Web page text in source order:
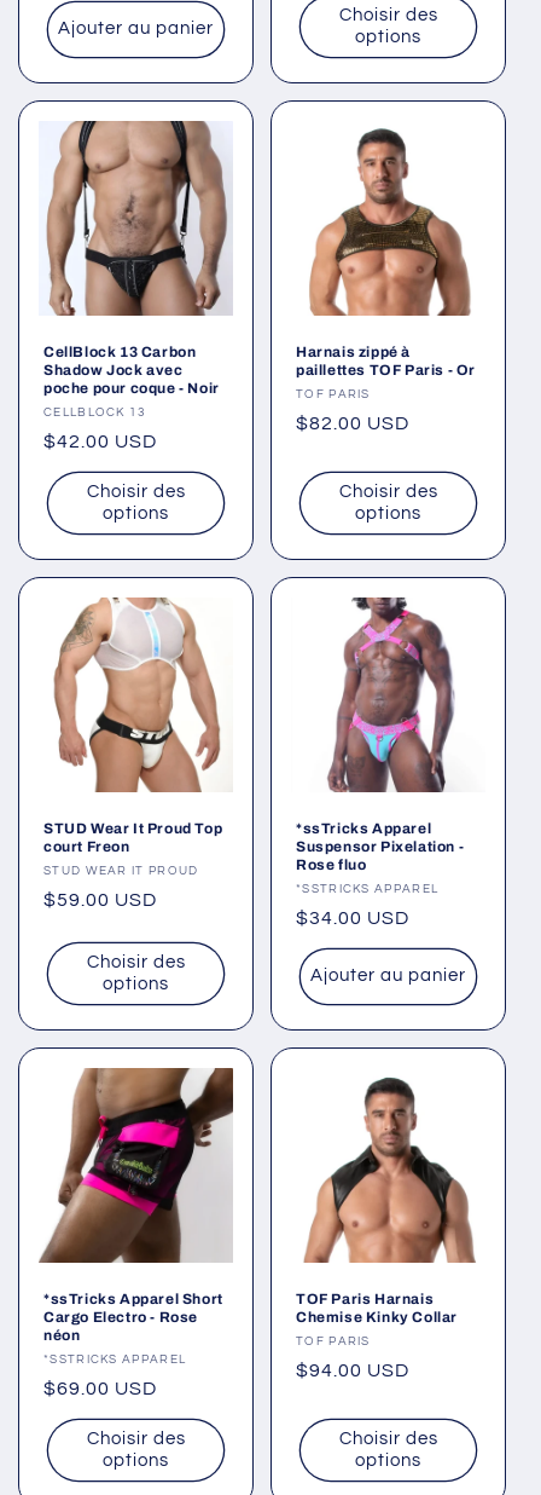
Ajouter au panier
Choisir des
options
CellBlock 13 Carbon
Shadow Jock avec
poche pour coque - Noir
Fournisseur :
CELLBLOCK 13
Prix
habituel
$42.00 USD
Choisir des
options
Harnais zippé à
paillettes TOF Paris - Or
Fournisseur :
TOF PARIS
Prix
$82.00 USD
Choisir des
options
STUD Wear It Proud Top
court Freon
Fournisseur :
STUD WEAR IT PROUD
Prix
$59.00 USD
Choisir des
options
*ssTricks Apparel
Suspensor Pixelation -
Rose fluo
Fournisseur :
*SSTRICKS APPAREL
Prix
habituel
$34.00 USD
Ajouter au panier
*ssTricks Apparel Short
Cargo Electro - Rose
néon
Fournisseur :
*SSTRICKS APPAREL
Prix
habituel
$69.00 USD
Choisir des
options
TOF Paris Harnais
Chemise Kinky Collar
Fournisseur :
TOF PARIS
Prix
$94.00 USD
Choisir des
options